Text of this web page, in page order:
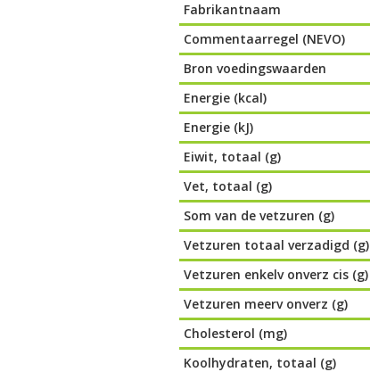
Fabrikantnaam
Commentaarregel (NEVO)
Bron voedingswaarden
Energie (kcal)
Energie (kJ)
Eiwit, totaal (g)
Vet, totaal (g)
Som van de vetzuren (g)
Vetzuren totaal verzadigd (g)
Vetzuren enkelv onverz cis (g)
Vetzuren meerv onverz (g)
Cholesterol (mg)
Koolhydraten, totaal (g)